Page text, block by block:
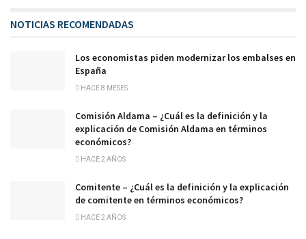
NOTICIAS RECOMENDADAS
Los economistas piden modernizar los embalses en
España
HACE 8 MESES
Comisión Aldama – ¿Cuál es la definición y la
explicación de Comisión Aldama en términos
económicos?
HACE 2 AÑOS
Comitente – ¿Cuál es la definición y la explicación
de comitente en términos económicos?
HACE 2 AÑOS